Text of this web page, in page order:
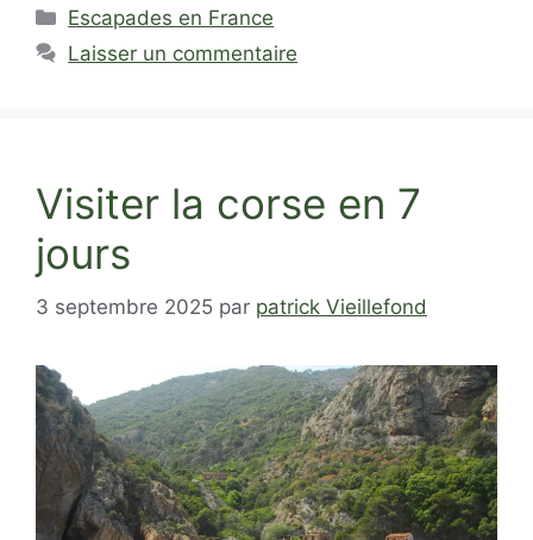
Catégories
Escapades en France
Laisser un commentaire
Visiter la corse en 7
jours
3 septembre 2025 par patrick Vieillefond